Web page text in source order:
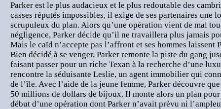
Parker est le plus audacieux et le plus redoutable des
casses réputés impossibles, il exige de ses partenaires une
scrupuleux du plan. Alors qu’une opération vient de mal
négligence, Parker décide qu’il ne travaillera plus jamais
Mais le caïd n’accepte pas l’affront et ses hommes laissent
Bien décidé à se venger, Parker remonte la piste du gang
faisant passer pour un riche Texan à la recherche d’une
rencontre la séduisante Leslie, un agent immobilier qui
de l’île. Avec l’aide de la jeune femme, Parker découvre
50 millions de dollars de bijoux. Il monte alors un plan pour
début d’une opération dont Parker n’avait prévu ni